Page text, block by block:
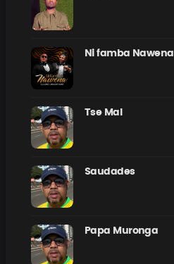
Ni famba Nawena
Tse Mal
Saudades
Papa Muronga